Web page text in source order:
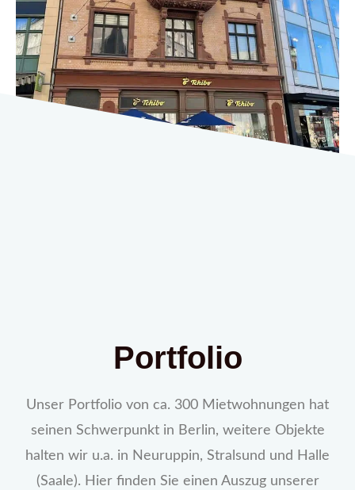
Portfolio
Unser Portfolio von ca. 300 Mietwohnungen hat
seinen Schwerpunkt in Berlin, weitere Objekte
halten wir u.a. in Neuruppin, Stralsund und Halle
(Saale). Hier finden Sie einen Auszug unserer